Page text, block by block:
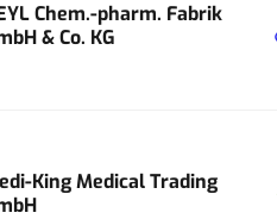
Chem.-pharm. Fabrik
& Co. KG
King Medical Trading